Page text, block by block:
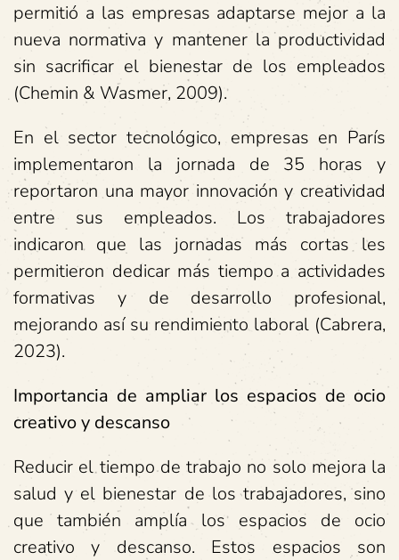
permitió a las empresas adaptarse mejor a la
nueva normativa y mantener la productividad
sin sacrificar el bienestar de los empleados
(Chemin & Wasmer, 2009).
En el sector tecnológico, empresas en París
implementaron la jornada de 35 horas y
reportaron una mayor innovación y creatividad
entre sus empleados. Los trabajadores
indicaron que las jornadas más cortas les
permitieron dedicar más tiempo a actividades
formativas y de desarrollo profesional,
mejorando así su rendimiento laboral (Cabrera,
2023).
Importancia de ampliar los espacios de ocio
creativo y descanso
Reducir el tiempo de trabajo no solo mejora la
salud y el bienestar de los trabajadores, sino
que también amplía los espacios de ocio
creativo y descanso. Estos espacios son